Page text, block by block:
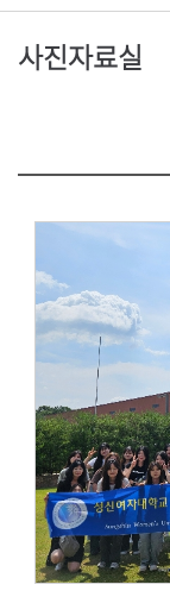
사진자료실